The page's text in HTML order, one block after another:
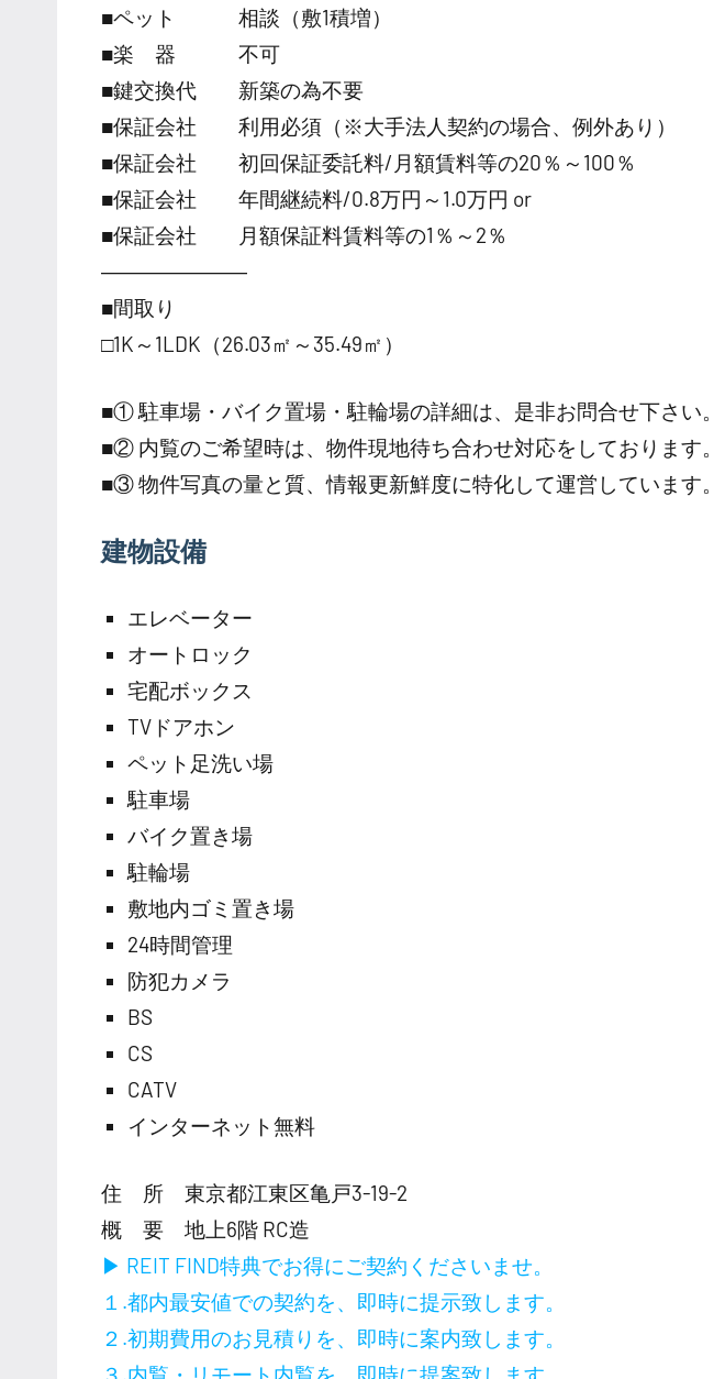
■ペット 相談（敷1積増）
■楽 器 不可
■鍵交換代 新築の為不要
■保証会社 利用必須（※大手法人契約の場合、例外あり）
■保証会社 初回保証委託料/月額賃料等の20％～100％
■保証会社 年間継続料/0.8万円～1.0万円 or
■保証会社 月額保証料賃料等の1％～2％
―――――――
■間取り
□1K～1LDK（26.03㎡～35.49㎡）
■① 駐車場・バイク置場・駐輪場の詳細は、是非お問合せ下さい。
■② 内覧のご希望時は、物件現地待ち合わせ対応をしております。
■③ 物件写真の量と質、情報更新鮮度に特化して運営しています。
建物設備
エレベーター
オートロック
宅配ボックス
TVドアホン
ペット足洗い場
駐車場
バイク置き場
駐輪場
敷地内ゴミ置き場
24時間管理
防犯カメラ
BS
CS
CATV
インターネット無料
住 所 東京都江東区亀戸3-19-2
概 要 地上6階 RC造
▶ REIT FIND特典でお得にご契約くださいませ。
１.都内最安値での契約を、即時に提示致します。
２.初期費用のお見積りを、即時に案内致します。
３.内覧・リモート内覧を、即時に提案致します。